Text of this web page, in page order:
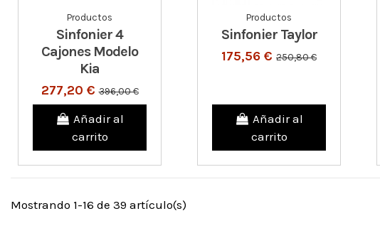
Productos
Sinfonier 4
Cajones Modelo
Kia
277,20 €396,00 €
Añadir al
carrito
Productos
Sinfonier Taylor
175,56 € 250,80 €
Añadir al
carrito
Mostrando 1-16 de 39 artículo(s)